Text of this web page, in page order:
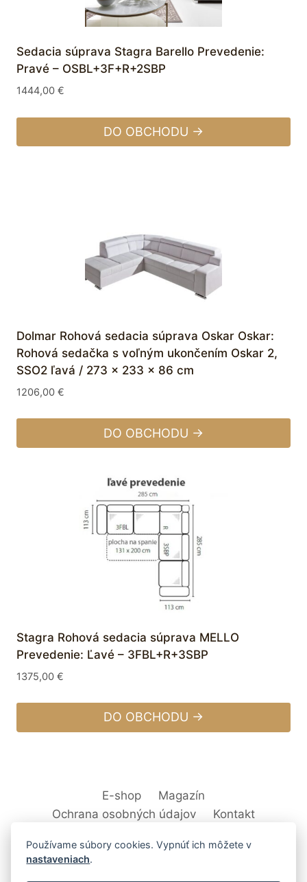
Sedacia súprava Stagra Barello Prevedenie:
Pravé – OSBL+3F+R+2SBP
1444,00 €
DO OBCHODU →
Dolmar Rohová sedacia súprava Oskar Oskar:
Rohová sedačka s voľným ukončením Oskar 2,
SSO2 ľavá / 273 x 233 x 86 cm
1206,00 €
DO OBCHODU →
Stagra Rohová sedacia súprava MELLO
Prevedenie: Ľavé – 3FBL+R+3SBP
1375,00 €
DO OBCHODU →
E-shop
Magazín
Ochrana osobných údajov
Kontakt
Používame súbory cookies. Vypnúť ich môžete v
nastaveniach.